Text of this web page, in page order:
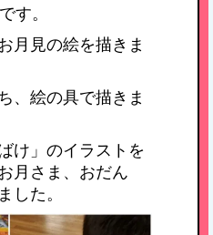
す。
月見の絵を描きま
、絵の具で描きま
け」のイラストを
月さま、おだん
した。